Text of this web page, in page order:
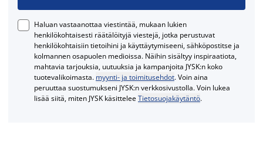
Haluan vastaanottaa viestintää, mukaan lukien
henkilökohtaisesti räätälöityjä viestejä, jotka perustuvat
henkilökohtaisiin tietoihini ja käyttäytymiseeni, sähköpostitse ja
kolmannen osapuolen medioissa. Näihin sisältyy inspiraatiota,
mahtavia tarjouksia, uutuuksia ja kampanjoita JYSK:n koko
tuotevalikoimasta. myynti- ja toimitusehdot. Voin aina
peruuttaa suostumukseni JYSK:n verkkosivustolla. Voin lukea
lisää siitä, miten JYSK käsitteleeTietosuojakäytäntö.